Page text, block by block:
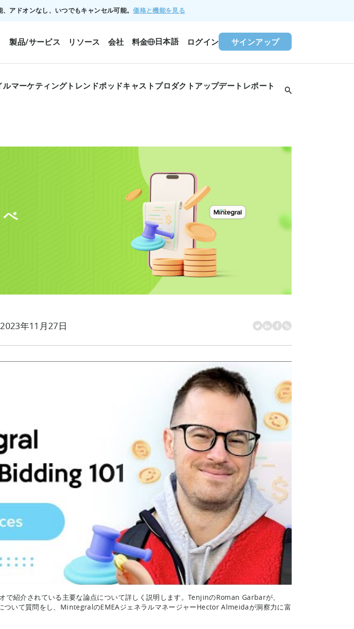
アドオンなし、いつでもキャンセル可能。価格と機能を見る
製品/サービス リソース 会社 料金 日本語 ログイン サインアップ
ルマーケティングトレンドポッドキャストプロダクトアップデート レポート
2023年11月27日
で紹介されている主要な論点について詳しく説明します。TenjinのRoman Garbarが、
ついて質問をし、MintegralのEMEAジェネラルマネージャーHector Almeidaが洞察力に富